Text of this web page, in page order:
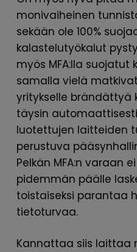
monivaiheinen
sekään ole 100%
kalastelutyökalut
myös MFA:lla suojatut
samalla vielä
yritykselle brändättyä
täysin
luotettujen laitteiden
perustuva
Pelkän MFA:n varaan
pidemmän päälle
toistaiseksi parantaa
tietoturvaa.
Kannattaa siis laittaa